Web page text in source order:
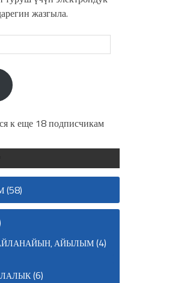
жазгыла.
к еще 18 подписчикам
(58)
АЙЫЛЫМ(4)
(6)